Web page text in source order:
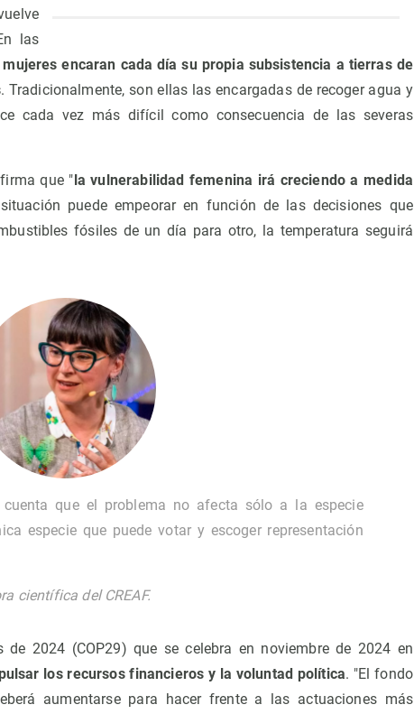
las
mujeres encaran cada día su propia subsistencia a tierras de
. Tradicionalmente, son ellas las encargadas de recoger agua y
cada vez más difícil como consecuencia de las severas
que "la vulnerabilidad femenina irá creciendo a medida
puede empeorar en función de las decisiones que
fósiles de un día para otro, la temperatura seguirá
que el problema no afecta sólo a la especie
especie que puede votar y escoger representación
científica del CREAF.
2024 (COP29) que se celebra en noviembre de 2024 en
los recursos financieros y la voluntad política. "El fondo
aumentarse para hacer frente a las actuaciones más